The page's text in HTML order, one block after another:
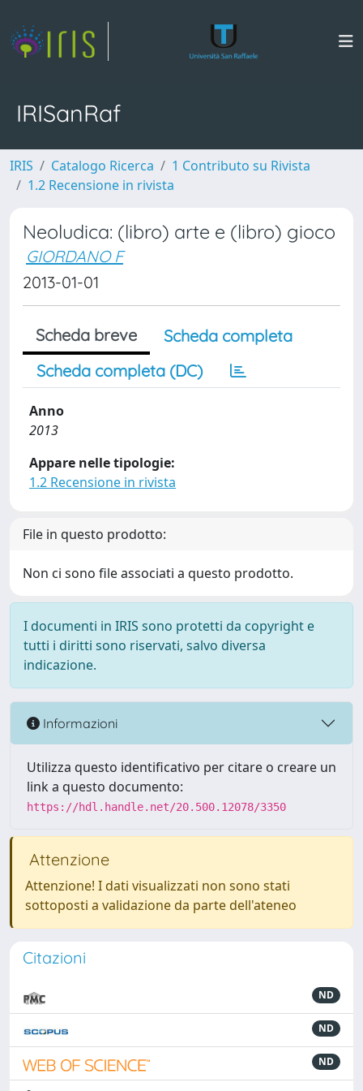
IRISanRaf
IRIS Catalogo Ricerca
1 Contributo su Rivista
1.2 Recensione in rivista
Neoludica: (libro) arte e (libro) gioco
GIORDANO F
2013-01-01
Scheda breve
Scheda completa
Scheda completa (DC)
Anno
2013
Appare nelle tipologie:
1.2 Recensione in rivista
File in questo prodotto:
Non ci sono file associati a questo prodotto.
I documenti in IRIS sono protetti da copyright e
tutti i diritti sono riservati, salvo diversa
indicazione.
Informazioni
Utilizza questo identificativo per citare o creare un
link a questo documento:
https://hdl.handle.net/20.500.12078/3350
Attenzione
Attenzione! I dati visualizzati non sono stati
sottoposti a validazione da parte dell'ateneo
Citazioni
ND
ND
ND